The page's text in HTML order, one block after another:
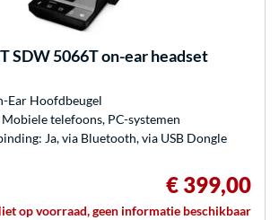
SDW 5066T on-ear headset
Ear Hoofdbeugel
telefoons, PC-systemen
Ja, via Bluetooth, via USB Dongle
€ 399,00
op voorraad, geen informatie beschikbaar